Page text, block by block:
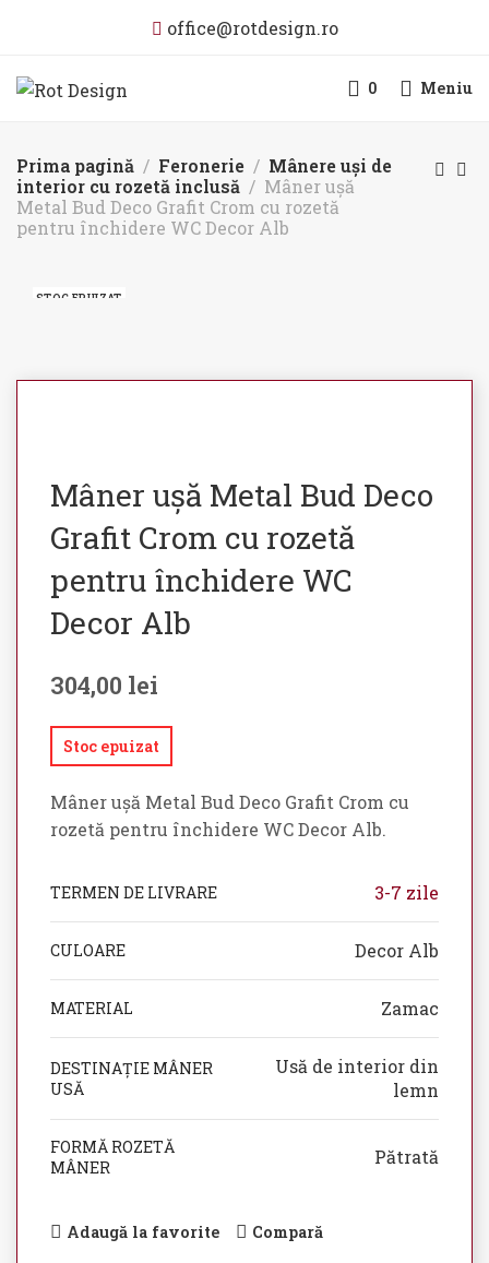
office@rotdesign.ro
0 Meniu
Prima pagină Feronerie
Mânere uși de
interior cu rozetă inclusă
Mâner ușă
Metal Bud Deco Grafit Crom cu rozetă
pentru închidere WC Decor Alb
STOC EPUIZAT
Mâner ușă Metal Bud Deco
Grafit Crom cu rozetă
pentru închidere WC
Decor Alb
304,00 lei
Stoc epuizat
Mâner ușă Metal Bud Deco Grafit Crom cu
rozetă pentru închidere WC Decor Alb.
TERMEN DE LIVRARE 3-7 zile
CULOARE Decor Alb
MATERIAL Zamac
DESTINAȚIE MÂNER
USĂ
Usă de interior din
lemn
FORMĂ ROZETĂ
MÂNER
Pătrată
Adaugă la favorite Compară